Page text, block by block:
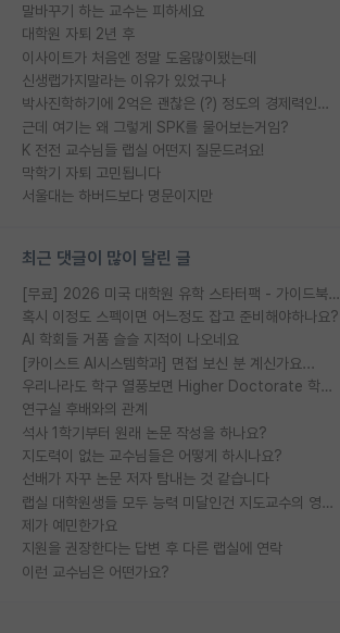
말바꾸기 하는 교수는 피하세요
대학원 자퇴 2년 후
이사이트가 처음엔 정말 도움많이됐는데
신생랩가지말라는 이유가 있었구나
박사진학하기에 2억은 괜찮은 (?) 정도의 경제력인가요
근데 여기는 왜 그렇게 SPK를 물어보는거임?
K 전전 교수님들 랩실 어떤지 질문드려요!
막학기 자퇴 고민됩니다
서울대는 하버드보다 명문이지만
최근 댓글이 많이 달린 글
[무료] 2026 미국 대학원 유학 스타터팩 - 가이드북 & 합격자 컨택메일 템플릿
혹시 이정도 스펙이면 어느정도 잡고 준비해야하나요?
AI 학회들 거품 슬슬 지적이 나오네요
[카이스트 AI시스템학과] 면접 보신 분 계신가요...
우리나라도 학구 열풍보면 Higher Doctorate 학위가 필요하다고 봅니다.
연구실 후배와의 관계
석사 1학기부터 원래 논문 작성을 하나요?
지도력이 없는 교수님들은 어떻게 하시나요?
선배가 자꾸 논문 저자 탐내는 것 같습니다
랩실 대학원생들 모두 능력 미달인건 지도교수의 영향 아닌가?
제가 예민한가요
지원을 권장한다는 답변 후 다른 랩실에 연락
이런 교수님은 어떤가요?